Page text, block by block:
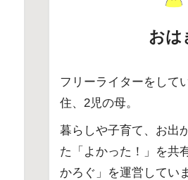
おは
フリーライターをして
住、2児の母。
暮らしや子育て、お出
た「よかった！」を共
かろぐ」を運営してい